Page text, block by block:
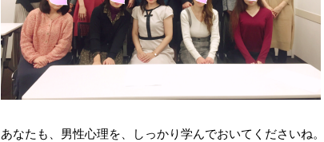
あなたも、男性心理を、しっかり学んでおいてくださいね。